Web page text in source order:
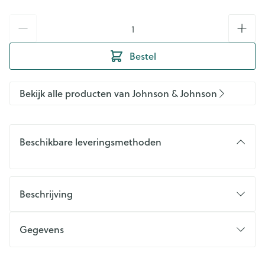
Bestel
Bekijk alle producten van Johnson & Johnson
Beschikbare leveringsmethoden
Beschrijving
Gegevens